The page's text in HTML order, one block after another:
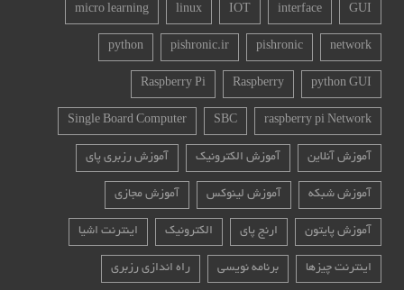
GUI
interface
IOT
linux
micro learning
network
pishronic
pishronic.ir
python
python GUI
Raspberry
Raspberry Pi
raspberry pi Network
SBC
Single Board Computer
آموزش آنلاین آموزش الکترونیک آموزش رزبری پای
آموزش شبکه آموزش لینوکس آموزش مجازی
آموزش پایتون ارنج پای الکترونیک اینترنت اشیا
اینترنت چیزها برنامه نویسی راه اندازی رزبری